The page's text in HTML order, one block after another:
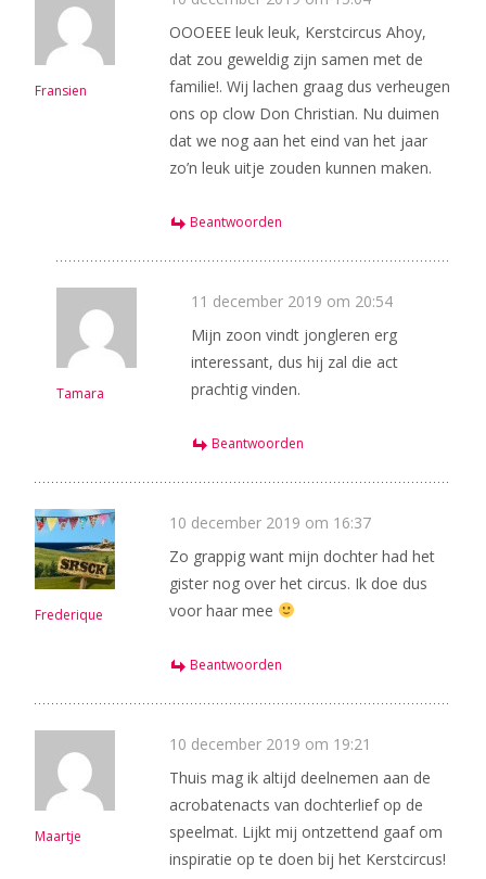
Fransien
OOOEEE leuk leuk, Kerstcircus Ahoy,
dat zou geweldig zijn samen met de
familie!. Wij lachen graag dus verheugen
ons op clow Don Christian. Nu duimen
dat we nog aan het eind van het jaar
zo’n leuk uitje zouden kunnen maken.
Beantwoorden
Tamara
11 december 2019 om 20:54
Mijn zoon vindt jongleren erg
interessant, dus hij zal die act
prachtig vinden.
Beantwoorden
Frederique
10 december 2019 om 16:37
Zo grappig want mijn dochter had het
gister nog over het circus. Ik doe dus
voor haar mee
Beantwoorden
Maartje
10 december 2019 om 19:21
Thuis mag ik altijd deelnemen aan de
acrobatenacts van dochterlief op de
speelmat. Lijkt mij ontzettend gaaf om
inspiratie op te doen bij het Kerstcircus!